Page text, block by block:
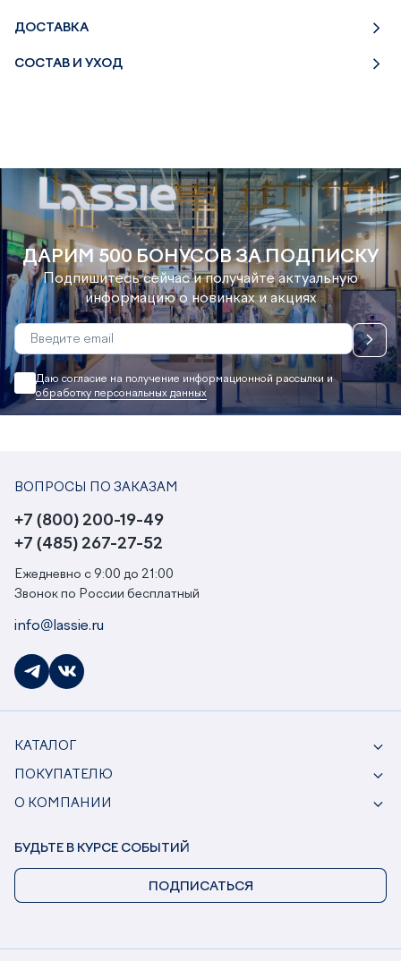
ДОСТАВКА
СОСТАВ И УХОД
ДАРИМ 500 БОНУСОВ ЗА ПОДПИСКУ
Подпишитесь сейчас и получайте актуальную
информацию о новинках и акциях
Даю согласие на получение информационной рассылки и
обработку персональных данных
ВОПРОСЫ ПО ЗАКАЗАМ
+7 (800) 200-19-49
+7 (485) 267-27-52
Ежедневно с 9:00 до 21:00
Звонок по России бесплатный
info@lassie.ru
КАТАЛОГ
ПОКУПАТЕЛЮ
О КОМПАНИИ
БУДЬТЕ В КУРСЕ СОБЫТИЙ
ПОДПИСАТЬСЯ